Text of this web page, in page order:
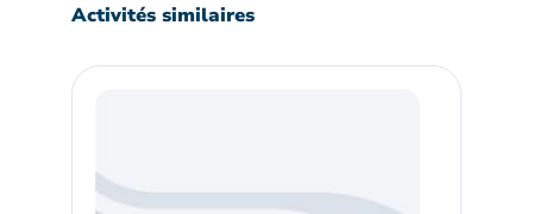
Activités similaires